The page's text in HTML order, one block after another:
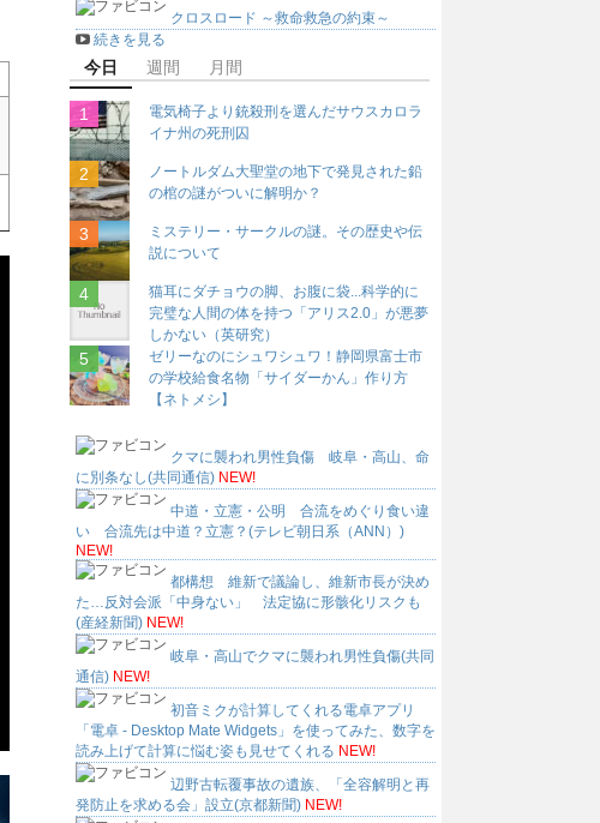
クロスロード ～救命救急の約束～
続きを見る
今日 週間 月間
電気椅子より銃殺刑を選んだサウスカロラ
イナ州の死刑囚
ノートルダム大聖堂の地下で発見された鉛
の棺の謎がついに解明か？
ミステリー・サークルの謎。その歴史や伝
説について
猫耳にダチョウの脚、お腹に袋...科学的に
完璧な人間の体を持つ「アリス2.0」が悪夢
しかない（英研究）
ゼリーなのにシュワシュワ！静岡県富士市
の学校給食名物「サイダーかん」作り方
【ネトメシ】
クマに襲われ男性負傷 岐阜・高山、命
に別条なし(共同通信) NEW!
中道・立憲・公明 合流をめぐり食い違
い 合流先は中道？立憲？(テレビ朝日系（ANN）)
NEW!
都構想 維新で議論し、維新市長が決め
た…反対会派「中身ない」 法定協に形骸化リスクも
(産経新聞) NEW!
岐阜・高山でクマに襲われ男性負傷(共同
通信) NEW!
初音ミクが計算してくれる電卓アプリ
「電卓 - Desktop Mate Widgets」を使ってみた、数字を
読み上げて計算に悩む姿も見せてくれる NEW!
辺野古転覆事故の遺族、「全容解明と再
発防止を求める会」設立(京都新聞) NEW!